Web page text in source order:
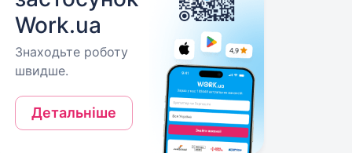
Work.ua
Знаходьте роботу
швидше.
Детальніше